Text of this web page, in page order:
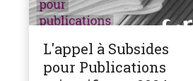
L'appel à Subsides
pour Publications